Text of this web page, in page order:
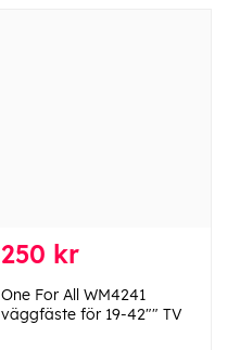
250 kr
One For All WM4241
väggfäste för 19-42"" TV